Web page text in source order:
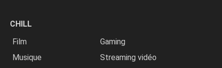
CHILL
Film
Gaming
Musique
Streaming vidéo